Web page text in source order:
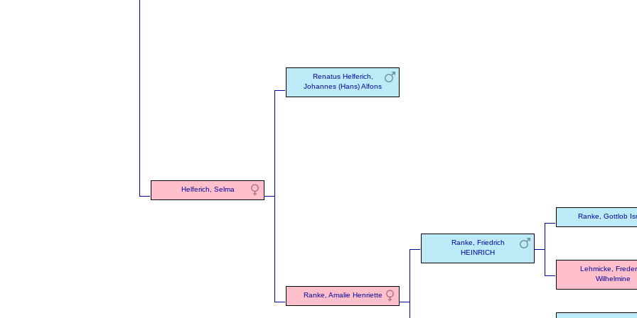
Helferich, Selma
Renatus Helferich,
Johannes (Hans) Alfons
Ranke, Amalie Henriette
Ranke, Friedrich
HEINRICH
Ranke, Gottlob
Lehmicke,
Wilhelmine